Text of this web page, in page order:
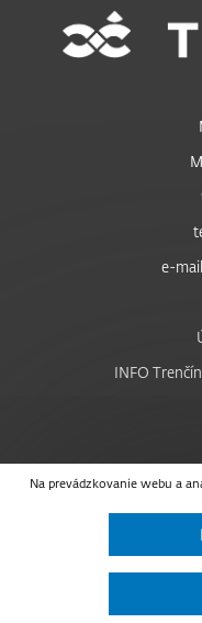
Na prevádzkovanie webu a
e-
INFO